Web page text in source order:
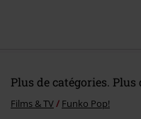
Plus de catégories.
Films & TV Funko Pop!